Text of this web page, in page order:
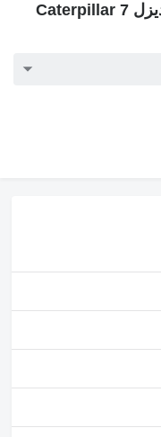
معلومات إضافية — رافعة شوكية ديزل Caterpillar 7